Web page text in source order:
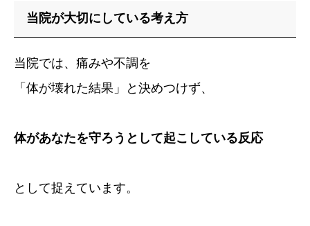
当院が大切にしている考え方
当院では、痛みや不調を
「体が壊れた結果」と決めつけず、
体があなたを守ろうとして起こしている反応
として捉えています。